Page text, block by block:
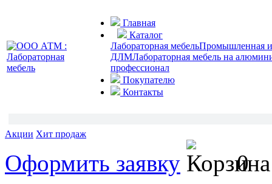
Главная
Каталог
Лабораторная мебельПромышленная и
ДЛМЛабораторная мебель на
профессионал
Покупателю
Контакты
Акции Хит продаж
Оформить заявку 0